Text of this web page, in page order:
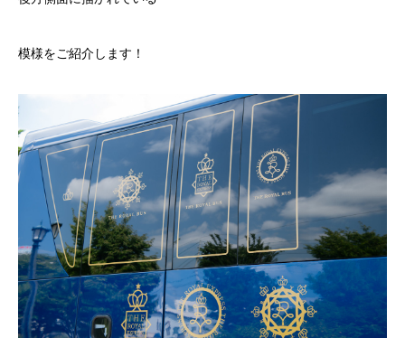
模様をご紹介します！